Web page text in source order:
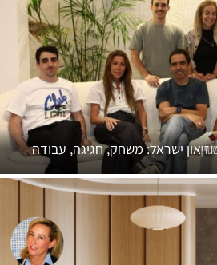
ישראל: משחק, חגיגה, עבודה